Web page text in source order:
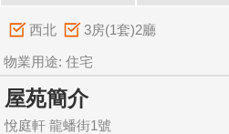
西北 3房(1套)2廳
物業用途: 住宅
屋苑簡介
悅庭軒 龍蟠街1號